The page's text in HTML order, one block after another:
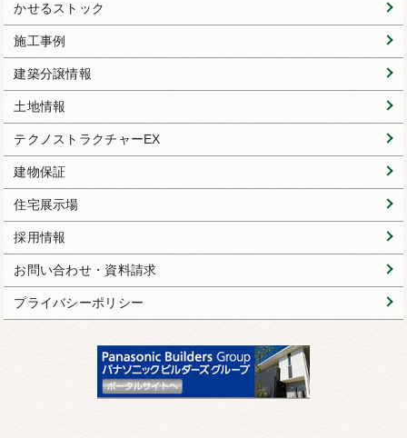
かせるストック
施工事例
建築分譲情報
土地情報
テクノストラクチャーEX
建物保証
住宅展示場
採用情報
お問い合わせ・資料請求
プライバシーポリシー